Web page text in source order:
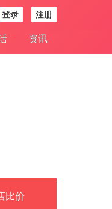
登录 注册
资讯